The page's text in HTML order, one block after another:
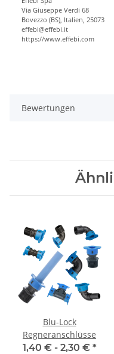
Via Giuseppe Verdi 68
Bovezzo (BS), Italien, 25073
effebi@effebi.it
https://www.effebi.com
Bewertungen
Blu-Lock
Regneranschlüsse
1,40 € - 2,30 € *